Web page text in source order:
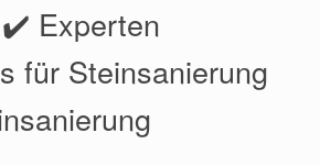
Experten
für Steinsanierung